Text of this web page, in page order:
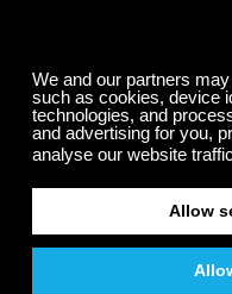
questo colpisce il
molti altri disturbi
sovraccarico di